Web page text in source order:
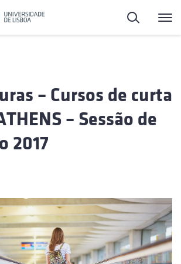
Pesquisa
– Cursos de curta
– Sessão de
2017